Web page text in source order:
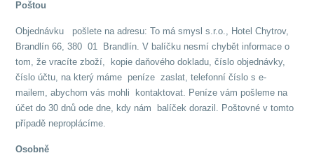
Poštou
Objednávku pošlete na adresu: To má smysl s.r.o., Hotel Chytrov,
Brandlín 66, 380 01 Brandlín. V balíčku nesmí chybět informace o
tom, že vracíte zboží, kopie daňového dokladu, číslo objednávky,
číslo účtu, na který máme peníze zaslat, telefonní číslo s e-
mailem, abychom vás mohli kontaktovat. Peníze vám pošleme na
účet do 30 dnů ode dne, kdy nám balíček dorazil. Poštovné v tomto
případě neproplácíme.
Osobně